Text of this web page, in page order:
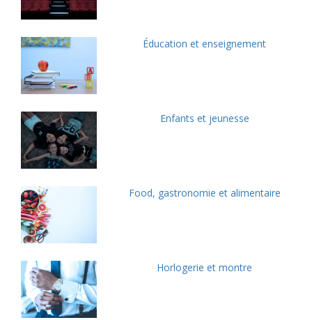
Éducation et enseignement
Enfants et jeunesse
Food, gastronomie et alimentaire
Horlogerie et montre